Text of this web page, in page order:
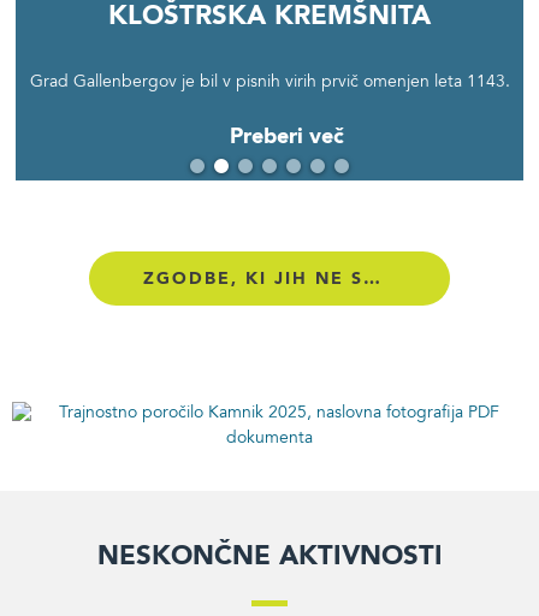
Velika planina
Visokogorski svet, razgledi in sproščujoče okolje v tradicionalni
Preberi več
Kloštrska kremšnita
Grad Gallenbergov je bil v pisnih virih prvič omenjen leta 1143.
Preberi več
Preskarjev muzej
Preberi več
Dolina Kamniške Bistrice
Preberi več
ZGODBE, KI JIH NE SMETE ZAMUDITI
Neskončne aktivnosti